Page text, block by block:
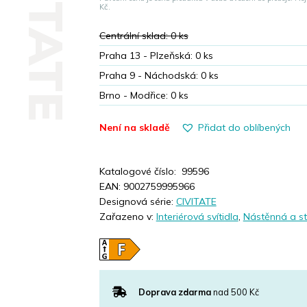
Kč.
Centrální sklad:0ks
Praha 13 - Plzeňská: 0ks
Praha 9 - Náchodská: 0ks
Brno - Modřice: 0ks
Není na skladě Přidat do oblíbených
Katalogové číslo: 99596
EAN: 9002759995966
Designová série: CIVITATE
Zařazeno v: Interiérová svítidla, Nástěnná a
Doprava zdarmanad 500 Kč